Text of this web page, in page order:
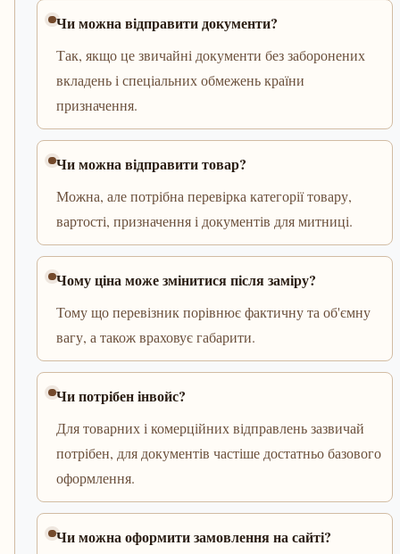
Чи можна відправити документи?
Так, якщо це звичайні документи без заборонених
вкладень і спеціальних обмежень країни
призначення.
Чи можна відправити товар?
Можна, але потрібна перевірка категорії товару,
вартості, призначення і документів для митниці.
Чому ціна може змінитися після заміру?
Тому що перевізник порівнює фактичну та об'ємну
вагу, а також враховує габарити.
Чи потрібен інвойс?
Для товарних і комерційних відправлень зазвичай
потрібен, для документів частіше достатньо базового
оформлення.
Чи можна оформити замовлення на сайті?